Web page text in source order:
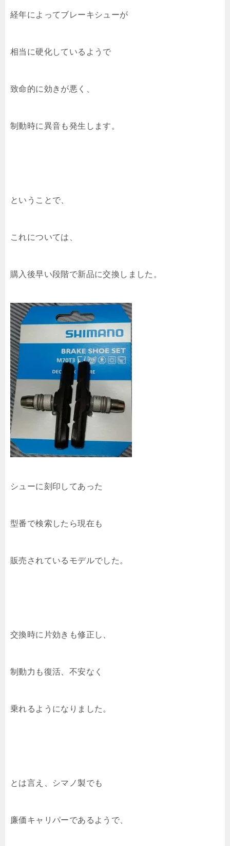
経年によってブレーキシューが
相当に硬化しているようで
致命的に効きが悪く、
制動時に異音も発生します。
ということで、
これについては、
購入後早い段階で新品に交換しました。
シューに刻印してあった
型番で検索したら現在も
販売されているモデルでした。
交換時に片効きも修正し、
制動力も復活、不安なく
乗れるようになりました。
とは言え、シマノ製でも
廉価キャリパーであるようで、